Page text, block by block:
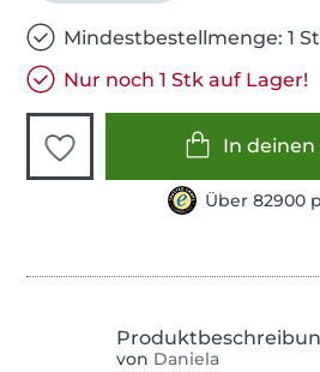
Mindestbestellmenge: 1
Nur noch 1 Stk auf Lager!
In
Über 82900
von Daniela